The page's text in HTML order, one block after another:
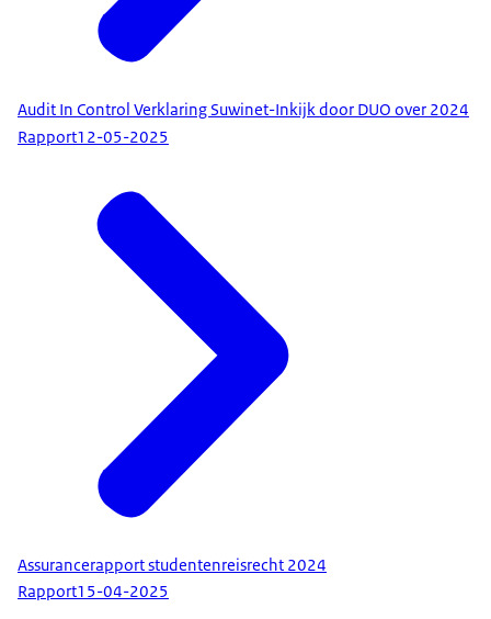
Audit In Control Verklaring Suwinet-Inkijk door DUO over 2024
Rapport12-05-2025
Assurancerapport studentenreisrecht 2024
Rapport15-04-2025